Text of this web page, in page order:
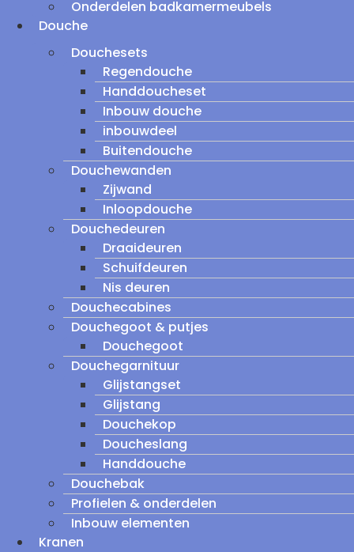
Onderdelen badkamermeubels
Douche
Douchesets
Regendouche
Handdoucheset
Inbouw douche
inbouwdeel
Buitendouche
Douchewanden
Zijwand
Inloopdouche
Douchedeuren
Draaideuren
Schuifdeuren
Nis deuren
Douchecabines
Douchegoot & putjes
Douchegoot
Douchegarnituur
Glijstangset
Glijstang
Douchekop
Doucheslang
Handdouche
Douchebak
Profielen & onderdelen
Inbouw elementen
Kranen